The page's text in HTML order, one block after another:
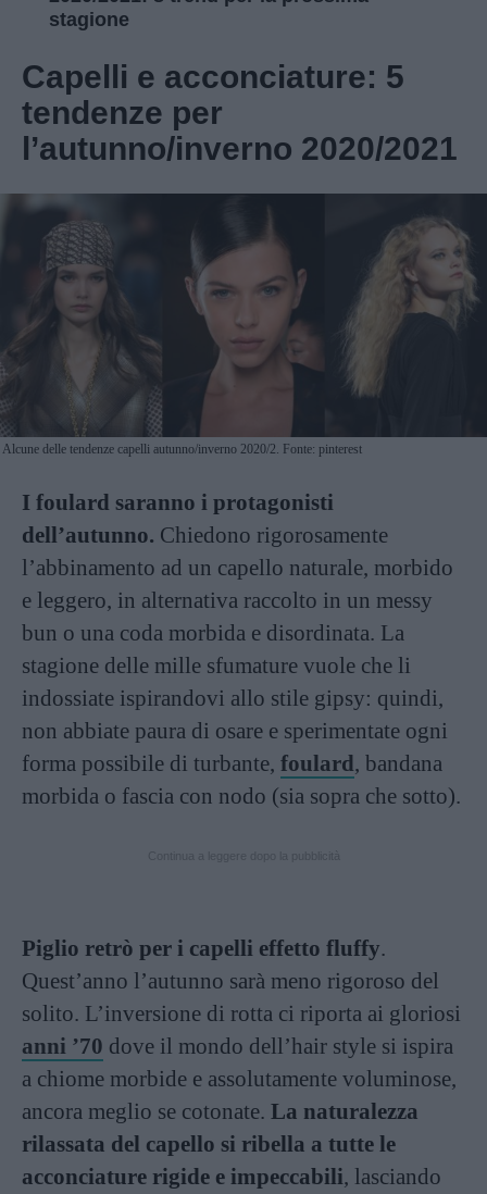
stagione
Capelli e acconciature: 5
tendenze per
l’autunno/inverno 2020/2021
Alcune delle tendenze capelli autunno/inverno 2020/2. Fonte: pinterest
I foulard saranno i protagonisti
dell’autunno. Chiedono rigorosamente
l’abbinamento ad un capello naturale, morbido
e leggero, in alternativa raccolto in un messy
bun o una coda morbida e disordinata. La
stagione delle mille sfumature vuole che li
indossiate ispirandovi allo stile gipsy: quindi,
non abbiate paura di osare e sperimentate ogni
forma possibile di turbante, foulard, bandana
morbida o fascia con nodo (sia sopra che sotto).
Piglio retrò per i capelli effetto fluffy.
Quest’anno l’autunno sarà meno rigoroso del
solito. L’inversione di rotta ci riporta ai gloriosi
anni ’70 dove il mondo dell’hair style si ispira
a chiome morbide e assolutamente voluminose,
ancora meglio se cotonate. La naturalezza
rilassata del capello si ribella a tutte le
acconciature rigide e impeccabili, lasciando